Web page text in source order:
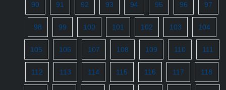
90 91 92 93 94 95 96 97
98 99 100 101 102 103 104
105 106 107 108 109 110 111
112 113 114 115 116 117 118